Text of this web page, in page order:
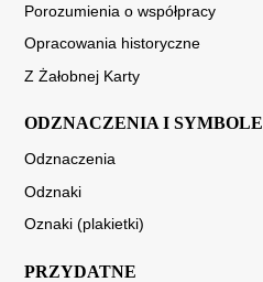
Porozumienia o współpracy
Opracowania historyczne
Z Żałobnej Karty
ODZNACZENIA I SYMBOLE
Odznaczenia
Odznaki
Oznaki (plakietki)
PRZYDATNE